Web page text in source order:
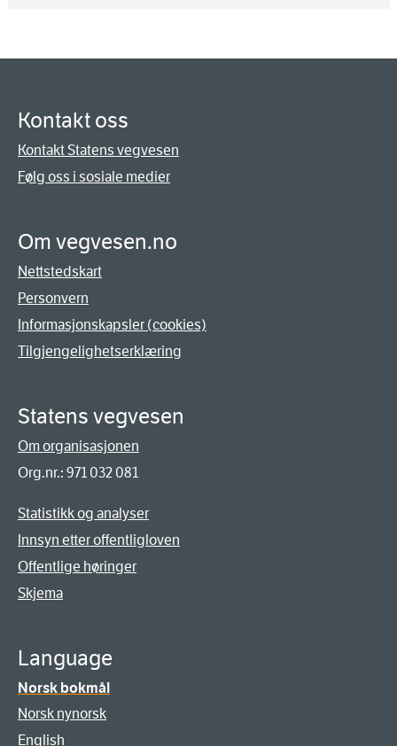
Kontakt oss
Kontakt Statens vegvesen
Følg oss i sosiale medier
Om vegvesen.no
Nettstedskart
Personvern
Informasjonskapsler (cookies)
Tilgjengelighetserklæring
Statens vegvesen
Om organisasjonen
Org.nr.: 971 032 081
Statistikk og analyser
Innsyn etter offentligloven
Offentlige høringer
Skjema
Language
Norsk bokmål
Norsk nynorsk
English